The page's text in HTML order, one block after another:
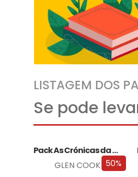
LISTAGEM DOS
Se pode
50%
Pack As Crónicas da Companhia Negra
GLEN COOK